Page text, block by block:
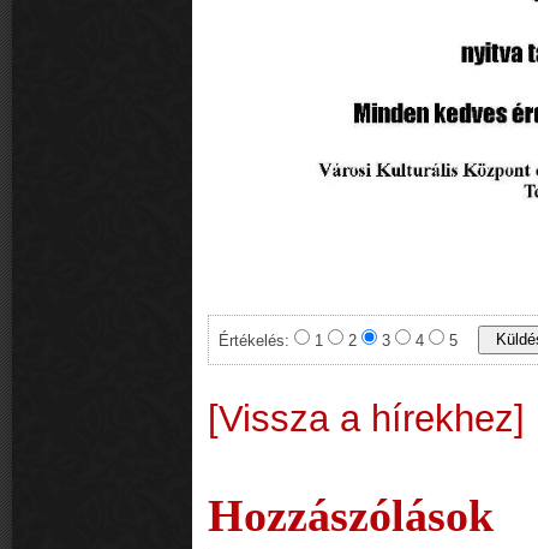
Értékelés: 1 2 3 4 5
[Vissza a hírekhez]
Hozzászólások